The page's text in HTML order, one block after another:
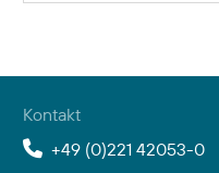
Kontakt
+49 (0)221 42053-0